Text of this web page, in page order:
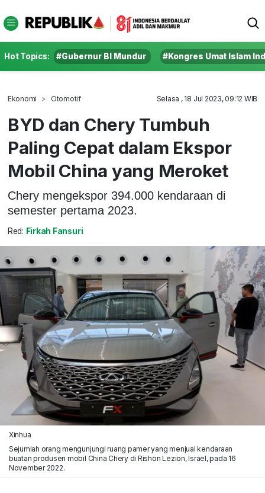
Hot Topics: #Gubernur BI Mundur #Kongres Umat Islam
Ekonomi Otomotif Selasa , 18 Jul 2023, 09:12 WIB
BYD dan Chery Tumbuh
Paling Cepat dalam Ekspor
Mobil China yang Meroket
Chery mengekspor 394.000 kendaraan di
semester pertama 2023.
Red: Firkah Fansuri
Xinhua
Sejumlah orang mengunjungi ruang pamer yang menjual kendaraan
buatan produsen mobil China Chery di Rishon Lezion, Israel, pada 16
November 2022.